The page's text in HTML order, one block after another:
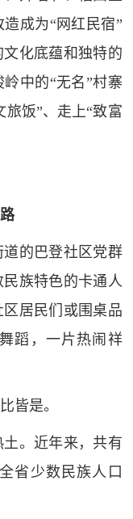
成为“网红民宿”
化底蕴和独特的
中的“无名”村寨
旅饭”、走上“致富
的巴登社区党群
族特色的卡通人
居民们或围桌品
蹈，一片热闹祥
皆是。
。近年来，共有
省少数民族人口